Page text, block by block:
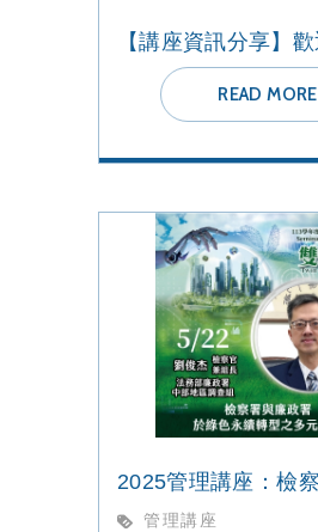
READ MORE
管理講座